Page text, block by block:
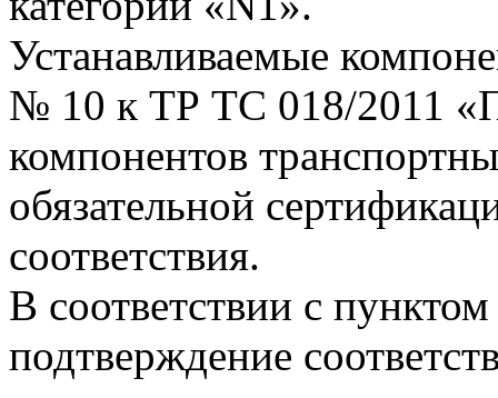
Устанавливаемые
№ 10 к ТР ТС 018/2011
компонентов
обязательной
соответствия.
В соответствии с
подтверждение